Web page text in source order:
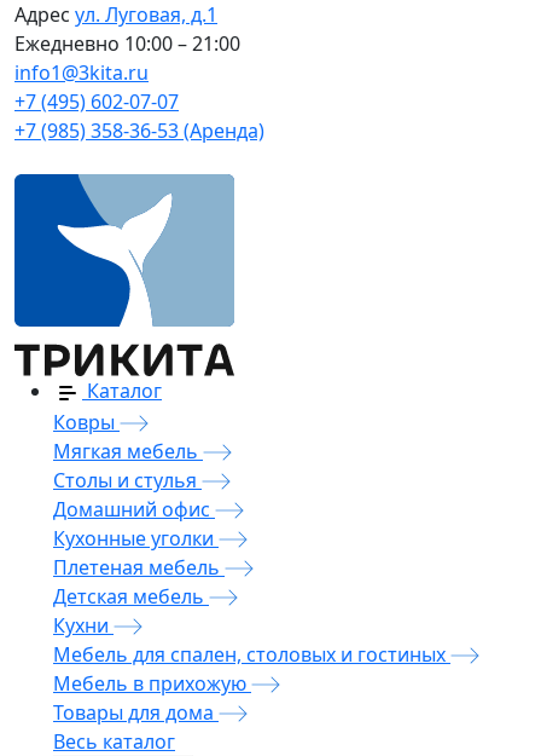
Адрес ул. Луговая, д.1
Ежедневно 10:00 – 21:00
info1@3kita.ru
+7 (495) 602-07-07
+7 (985) 358-36-53 (Аренда)
Каталог
Ковры
Мягкая мебель
Столы и стулья
Домашний офис
Кухонные уголки
Плетеная мебель
Детская мебель
Кухни
Мебель для спален, столовых и гостиных
Мебель в прихожую
Товары для дома
Весь каталог